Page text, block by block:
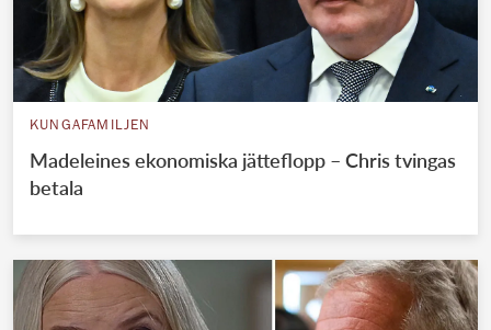
KUNGAFAMILJEN
Madeleines ekonomiska jätteflopp – Chris tvingas
betala